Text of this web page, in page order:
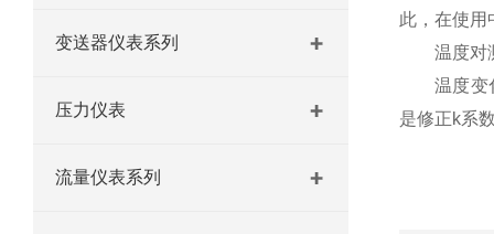
变送器仪表系列
压力仪表
流量仪表系列
此，在使用
温度对
温度变化
是修正k系